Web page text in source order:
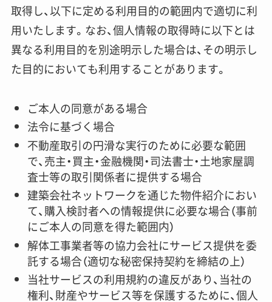
取得し、以下に定める利用目的の範囲内で適切に利
用いたします。なお、個人情報の取得時に以下とは
異なる利用目的を別途明示した場合は、その明示し
た目的においても利用することがあります。
ご本人の同意がある場合
法令に基づく場合
不動産取引の円滑な実行のために必要な範囲
で、売主・買主・金融機関・司法書士・土地家屋調
査士等の取引関係者に提供する場合
建築会社ネットワークを通じた物件紹介におい
て、購入検討者への情報提供に必要な場合（事前
にご本人の同意を得た範囲内）
解体工事業者等の協力会社にサービス提供を委
託する場合（適切な秘密保持契約を締結の上）
当社サービスの利用規約の違反があり、当社の
権利、財産やサービス等を保護するために、個人